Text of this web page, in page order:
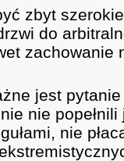
zbyt
do
jest
nie
nie